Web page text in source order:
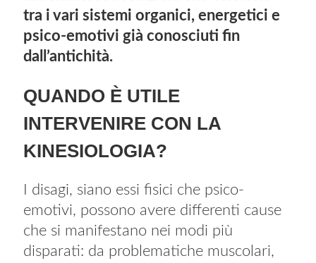
tra i vari sistemi organici, energetici e
psico-emotivi già conosciuti fin
dall’antichità.
QUANDO È UTILE
INTERVENIRE CON LA
KINESIOLOGIA?
I disagi, siano essi fisici che psico-
emotivi, possono avere differenti cause
che si manifestano nei modi più
disparati: da problematiche muscolari,